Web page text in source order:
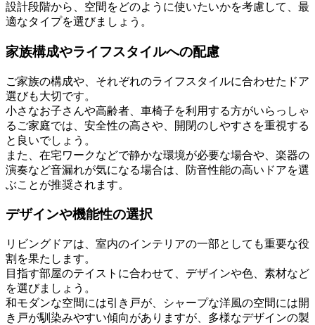
設計段階から、空間をどのように使いたいかを考慮して、最
適なタイプを選びましょう。
家族構成やライフスタイルへの配慮
ご家族の構成や、それぞれのライフスタイルに合わせたドア
選びも大切です。
小さなお子さんや高齢者、車椅子を利用する方がいらっしゃ
るご家庭では、安全性の高さや、開閉のしやすさを重視する
と良いでしょう。
また、在宅ワークなどで静かな環境が必要な場合や、楽器の
演奏など音漏れが気になる場合は、防音性能の高いドアを選
ぶことが推奨されます。
デザインや機能性の選択
リビングドアは、室内のインテリアの一部としても重要な役
割を果たします。
目指す部屋のテイストに合わせて、デザインや色、素材など
を選びましょう。
和モダンな空間には引き戸が、シャープな洋風の空間には開
き戸が馴染みやすい傾向がありますが、多様なデザインの製